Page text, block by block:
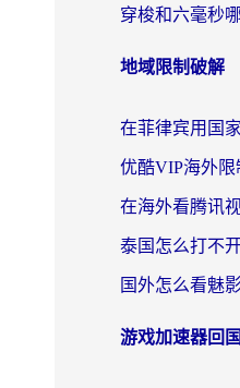
地域限制破解
游戏加速器回国